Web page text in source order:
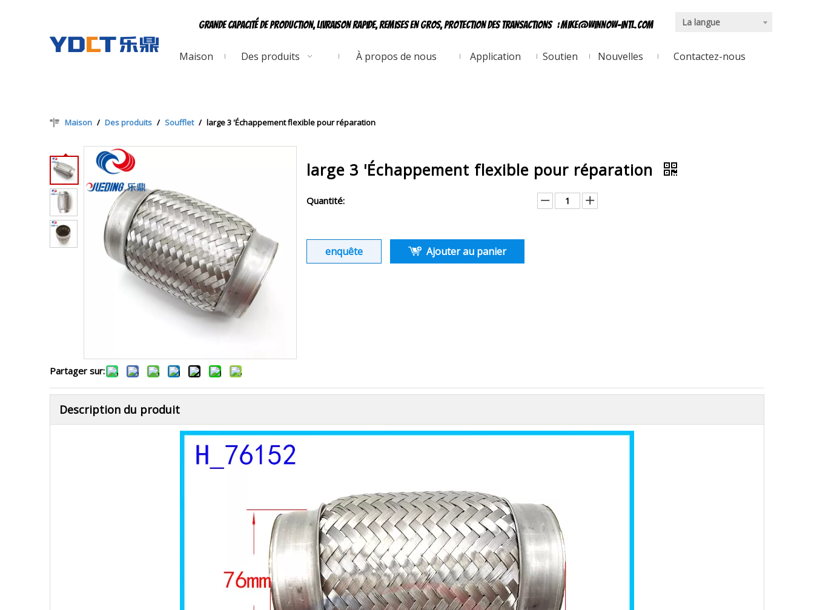
Grande capacité de production, livraison rapide, remises en gros, protection des transactions :mike@winnow-intl.com La langue
Maison Des produits À propos de nous Application Soutien Nouvelles Contactez-nous
Maison / Des produits / Soufflet / large 3 'Échappement flexible pour réparation
Partager sur:
large 3 'Échappement flexible pour réparation
Quantité:
enquête Ajouter au panier
Description du produit